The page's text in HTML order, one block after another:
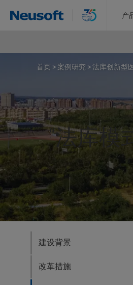
产
首页 > 案例研究 >法库创新型
“法库模
建设背景
改革措施